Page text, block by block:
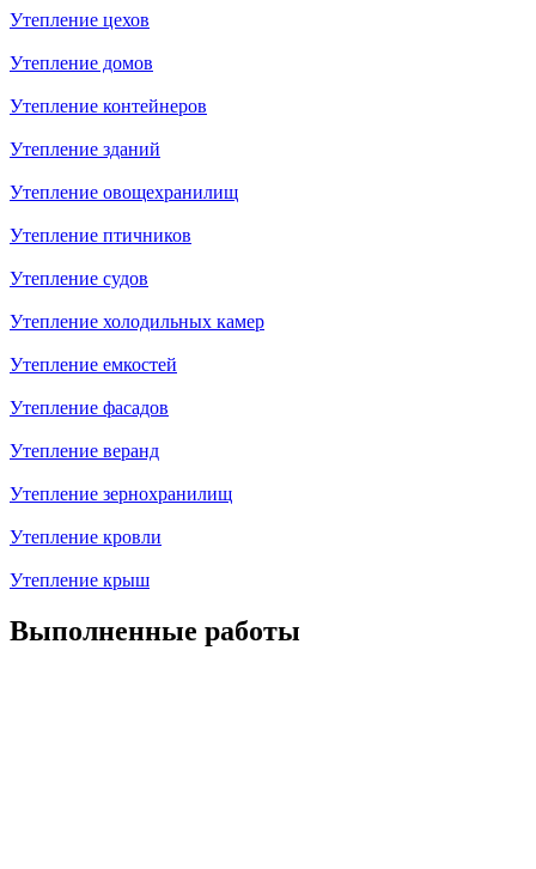
Утепление цехов
Утепление домов
Утепление контейнеров
Утепление зданий
Утепление овощехранилищ
Утепление птичников
Утепление судов
Утепление холодильных камер
Утепление емкостей
Утепление фасадов
Утепление веранд
Утепление зернохранилищ
Утепление кровли
Утепление крыш
Выполненные работы